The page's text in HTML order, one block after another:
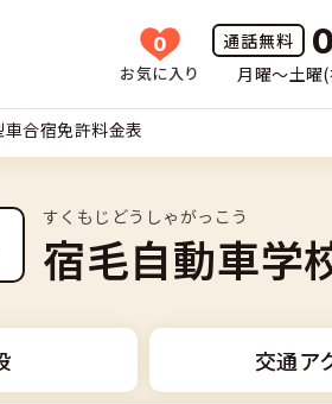
0
お気に入り 月曜〜土曜
)を選ぶ
車合宿免許料金表
すくもじどうしゃがっこう
宿毛自動車学
交通ア